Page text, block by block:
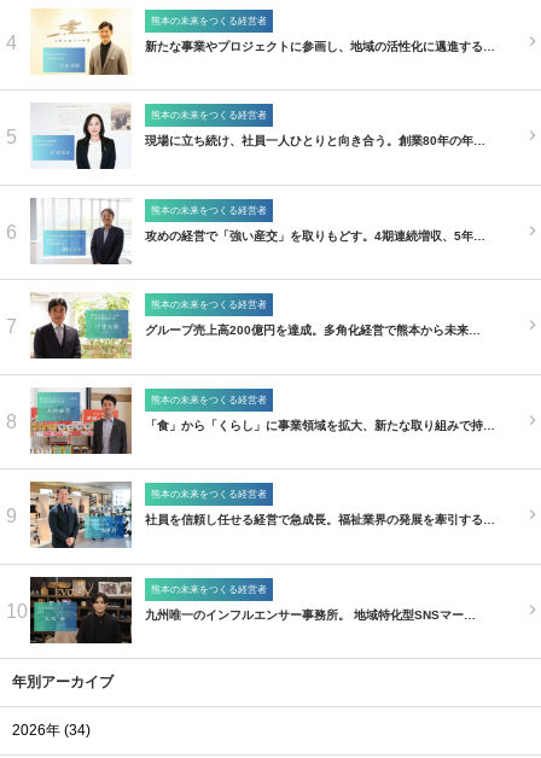
4
熊本の未来をつくる経営者
新たな事業やプロジェクトに参画し、地域の活性化に邁進する…
5
熊本の未来をつくる経営者
現場に立ち続け、社員一人ひとりと向き合う。創業80年の年…
6
熊本の未来をつくる経営者
攻めの経営で「強い産交」を取りもどす。4期連続増収、5年…
7
熊本の未来をつくる経営者
グループ売上高200億円を達成。多角化経営で熊本から未来…
8
熊本の未来をつくる経営者
「食」から「くらし」に事業領域を拡大、新たな取り組みで持…
9
熊本の未来をつくる経営者
社員を信頼し任せる経営で急成長。福祉業界の発展を牽引する…
10
熊本の未来をつくる経営者
九州唯一のインフルエンサー事務所。 地域特化型SNSマー…
年別アーカイブ
2026年 (34)